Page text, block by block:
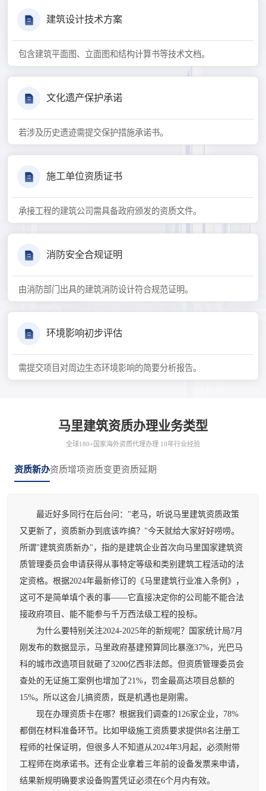
建筑设计技术方案
包含建筑平面图、立面图和结构计算书等技术文档。
文化遗产保护承诺
若涉及历史遗迹需提交保护措施承诺书。
施工单位资质证书
承接工程的建筑公司需具备政府颁发的资质文件。
消防安全合规证明
由消防部门出具的建筑消防设计符合规范证明。
环境影响初步评估
需提交项目对周边生态环境影响的简要分析报告。
马里建筑资质办理业务类型
全球180+国家海外资质代理办理 10年行业经验
资质新办资质增项资质变更资质延期
最近好多同行在后台问："老马，听说马里建筑资质政策
又更新了，资质新办到底该咋搞？"今天就给大家好好唠唠。
所谓"建筑资质新办"，指的是建筑企业首次向马里国家建筑资
质管理委员会申请获得从事特定等级和类别建筑工程活动的法
定资格。根据2024年最新修订的《马里建筑行业准入条例》，
这可不是简单填个表的事——它直接决定你的公司能不能合法
接政府项目、能不能参与千万西法级工程的投标。
为什么要特别关注2024-2025年的新规呢？国家统计局7月
刚发布的数据显示，马里政府基建预算同比暴涨37%，光巴马
科的城市改造项目就砸了3200亿西非法郎。但资质管理委员会
查处的无证施工案例也增加了21%，罚金最高达项目总额的
15%。所以这会儿搞资质，既是机遇也是刚需。
现在办理资质卡在哪？根据我们调查的126家企业，78%
都倒在材料准备环节。比如甲级施工资质要求提供8名注册工
程师的社保证明，但很多人不知道从2024年3月起，必须附带
工程师在岗承诺书。还有企业拿着三年前的设备发票来申请，
结果新规明确要求设备购置凭证必须在6个月内有效。